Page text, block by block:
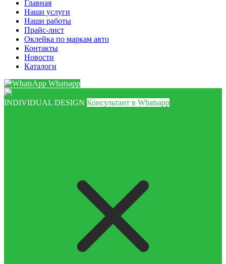
Главная
Наши услуги
Наши работы
Прайс-лист
Оклейка по маркам авто
Контакты
Новости
Каталоги
Whatsapp
INDIVIDUAL DESIGN Консультант в Whatsapp